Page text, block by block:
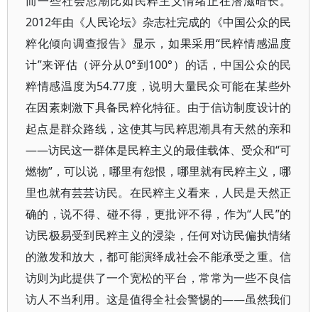
2012年由《人民论坛》杂志社完成的《中国公众的民
粹化倾向调查报告》显示，如果采用“民粹情感温度
计”来评估（评分从0°到100°）的话，中国公众的民
粹情感温度为54.77度，说明大量民众可能在某些外
在因素刺激下具备民粹化特征。由于信访制度设计的
起点是群众路线，这使其与民粹思潮具有天然的亲和
——访民这一群体是民粹主义的最佳载体、受众和“可
燃物”，可以说，哪里有怨恨，哪里就有民粹主义，哪
里也就有芸芸访民。在民粹主义看来，人民是天然正
确的，说不得、碰不得，更批评不得，作为“人民”的
访民极易受到民粹主义的浸染，任何对访民偏执情绪
的激发和放大，都可能演绎成社会不能承受之重。信
访则为此提供了一个宽松的平台，常常为一些不良信
访人不当利用。这是值得全社会警惕的——虽然我们